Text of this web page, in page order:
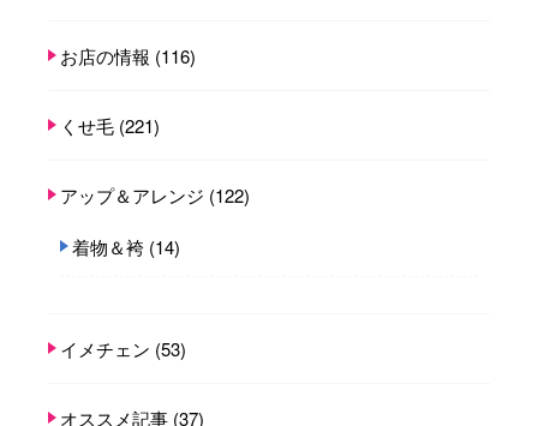
お店の情報 (116)
くせ毛 (221)
アップ＆アレンジ (122)
着物＆袴 (14)
イメチェン (53)
オススメ記事 (37)